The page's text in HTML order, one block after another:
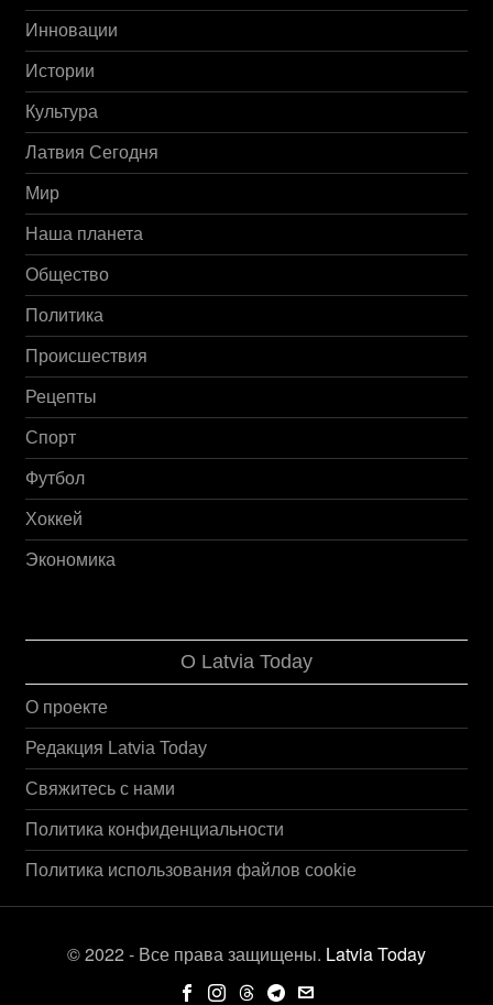
Инновации
Истории
Культура
Латвия Сегодня
Мир
Наша планета
Общество
Политика
Происшествия
Рецепты
Спорт
Футбол
Хоккей
Экономика
О Latvia Today
О проекте
Редакция Latvia Today
Свяжитесь с нами
Политика конфиденциальности
Политика использования файлов cookie
© 2022 - Все права защищены. Latvia Today